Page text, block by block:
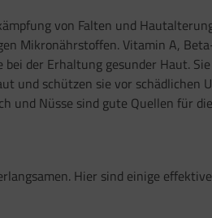
von Falten und
Mikronährstoffen. Vitamin A,
bei der Erhaltung gesunder Haut.
und schützen sie vor schädlichen
und Nüsse sind gute Quellen für
Hier sind einige